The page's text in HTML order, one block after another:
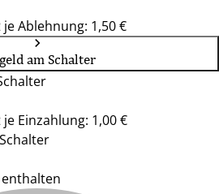
Ablehnung: 1,50 €
am Schalter
Einzahlung: 1,00 €